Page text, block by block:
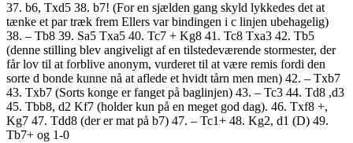
37. b6, Txd5 38. b7! (For en sjælden gang skyld lykkedes det at
tænke et par træk frem Ellers var bindingen i c linjen ubehagelig)
38. – Tb8 39. Sa5 Txa5 40. Tc7 + Kg8 41. Tc8 Txa3 42. Tb5
(denne stilling blev angiveligt af en tilstedeværende stormester, der
får lov til at forblive anonym, vurderet til at være remis fordi den
sorte d bonde kunne nå at aflede et hvidt tårn men men) 42. – Txb7
43. Txb7 (Sorts konge er fanget på baglinjen) 43. – Tc3 44. Td8 ,d3
45. Tbb8, d2 Kf7 (holder kun på en meget god dag). 46. Txf8 +,
Kg7 47. Tdd8 (der er mat på b7) 47. – Tc1+ 48. Kg2, d1 (D) 49.
Tb7+ og 1-0